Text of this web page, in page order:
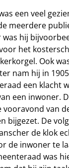
een veel
meerdere
hij
het
Ook
nam hij in
een klacht
een inwoner.
van
bijgezet. De
de klok
de inwoner te
was